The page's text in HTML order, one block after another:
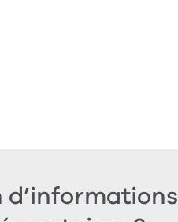
d’informations